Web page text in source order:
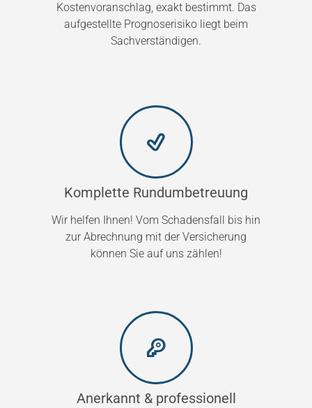
Kostenvoranschlag, exakt bestimmt. Das
aufgestellte Prognoserisiko liegt beim
Sachverständigen.
Komplette Rundumbetreuung
Wir helfen Ihnen! Vom Schadensfall bis hin
zur Abrechnung mit der Versicherung
können Sie auf uns zählen!
Anerkannt & professionell